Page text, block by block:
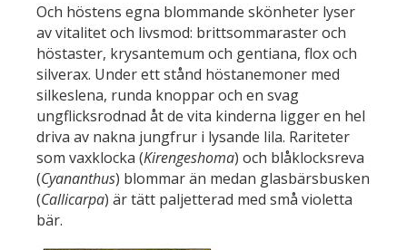
Och höstens egna blommande skönheter lyser
av vitalitet och livsmod: brittsommaraster och
höstaster, krysantemum och gentiana, flox och
silverax. Under ett stånd höstanemoner med
silkeslena, runda knoppar och en svag
ungflicksrodnad åt de vita kinderna ligger en hel
driva av nakna jungfrur i lysande lila. Rariteter
som vaxklocka (Kirengeshoma) och blåklocksreva
(Cyananthus) blommar än medan glasbärsbusken
(Callicarpa) är tätt paljetterad med små violetta
bär.